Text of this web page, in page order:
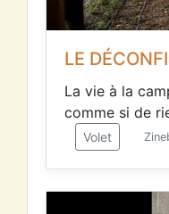
LE
La vie à la
comme si de
Volet